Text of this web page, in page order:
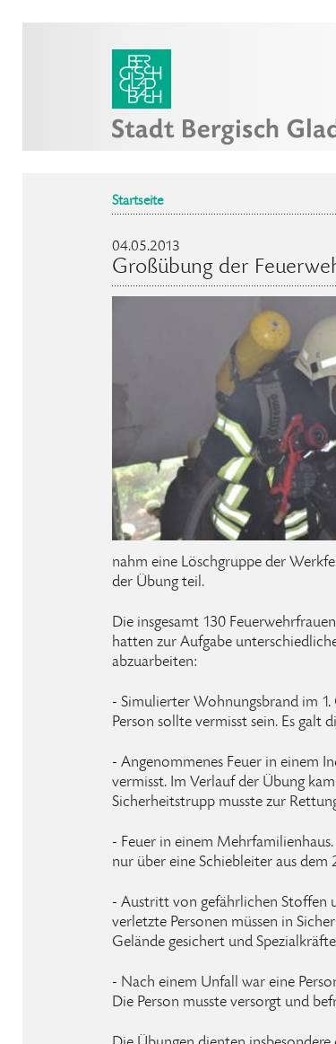
Startseite
04.05.2013
Großübung der
nahm eine Löschgruppe der
der Übung teil.
Die insgesamt 130
hatten zur Aufgabe
abzuarbeiten:
- Simulierter Wohnungsbrand im 1.
Person sollte vermisst sein. Es galt
- Angenommenes Feuer in einem
vermisst. Im Verlauf der Übung
Sicherheitstrupp musste zur
- Feuer in einem
nur über eine Schiebleiter aus dem
- Austritt von gefährlichen Stoffen
verletzte Personen müssen in
Gelände gesichert und
- Nach einem Unfall war eine
Die Person musste versorgt und